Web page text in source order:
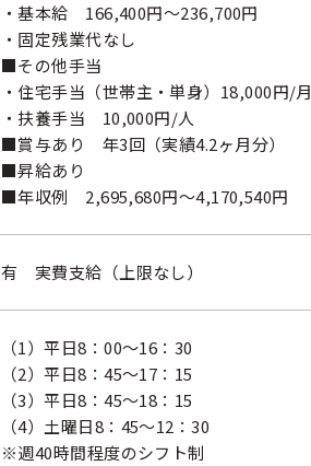
・基本給 166,400円～236,700円
・固定残業代なし
■その他手当
・住宅手当（世帯主・単身）18,000円/月
・扶養手当 10,000円/人
■賞与あり 年3回（実績4.2ヶ月分）
■昇給あり
■年収例 2,695,680円～4,170,540円
有 実費支給（上限なし）
（1）平日8：00～16：30
（2）平日8：45～17：15
（3）平日8：45～18：15
（4）土曜日8：45～12：30
※週40時間程度のシフト制